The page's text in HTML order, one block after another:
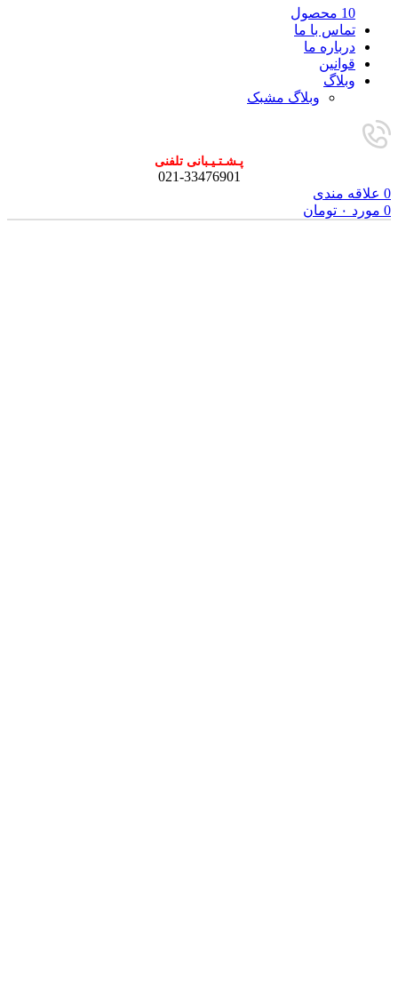
10 محصول
تماس با ما
درباره ما
قوانین
وبلاگ
وبلاگ مشبک
پـشـتـیـبانی تلفنی
021-33476901
0 علاقه مندی
0 مورد ۰ تومان